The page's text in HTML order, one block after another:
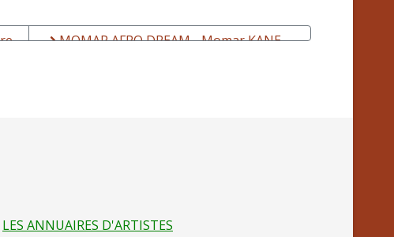
MOMAR AFRO DREAM - Momar KANE -
LES ANNUAIRES D'ARTISTES